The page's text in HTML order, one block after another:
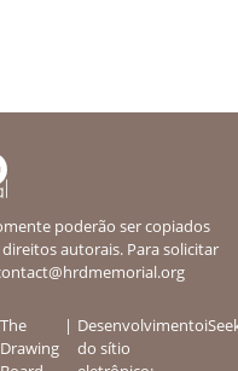
poderão ser copiados
autorais. Para solicitar
The
Drawing
Desenvolvimento
do sítio